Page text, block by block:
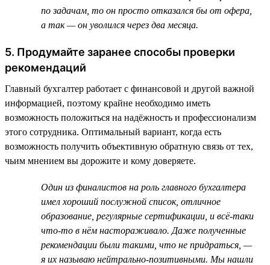
по задачам, то он просто отказался бы от офера,
а так — он уволился через два месяца.
5. Продумайте заранее способы проверки
рекомендаций
Главный бухгалтер работает с финансовой и другой важной
информацией, поэтому крайне необходимо иметь
возможность положиться на надёжность и профессионализм
этого сотрудника. Оптимальный вариант, когда есть
возможность получить объективную обратную связь от тех,
чьим мнением вы дорожите и кому доверяете.
Один из финалистов на роль главного бухгалтера
имел хороший послужной список, отличное
образование, регулярные сертификации, и всё-таки
что-то в нём настораживало. Даже полученные
рекомендации были такими, что не придраться, —
я их называю нейтрально-позитивными. Мы нашли